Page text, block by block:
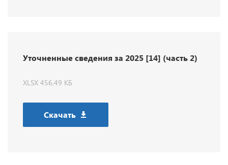
Уточненные сведения за 2025 [14] (часть 2)
XLSX 456,49 КБ
Скачать